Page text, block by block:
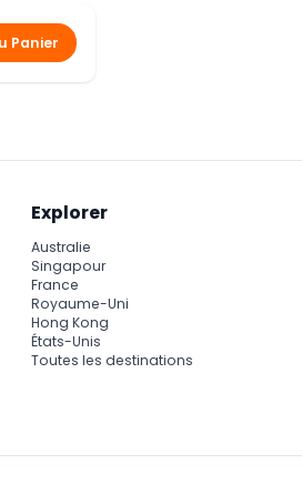
Panier
Explorer
Australie
Singapour
France
Royaume-Uni
Hong Kong
États-Unis
Toutes les destinations